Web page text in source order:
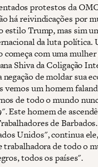
protestos da
há reivindicações por
estilo Trump, mas sim
da luta política.
com uma
Shiva da Coligação
de moldar sua
um homem
de todo o mundo
Este homem de
de
Unidos", continua
trabalhadora de todo o
todos os países".